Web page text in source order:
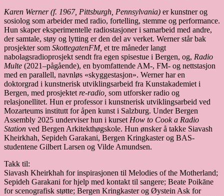
Karen Werner (f. 1967, Pittsburgh, Pennsylvania) er kunstner og
sosiolog som arbeider med radio, fortelling, stemme og performance.
Hun skaper eksperimentelle radiostasjoner i samarbeid med andre,
der samtale, støy og lytting er den del av verket. Werner står bak
prosjekter som SkottegatenFM, et tre måneder langt
nabolagsradioprosjekt sendt fra egen spisestue i Bergen, og, Radio
Multe (2021–pågående), en byomfattende AM-, FM- og nettstasjon
med en parallell, navnløs «skyggestasjon». Werner har en
doktorgrad i kunstnerisk utviklingsarbeid fra Kunstakademiet i
Bergen, med prosjektet re-radio, som utforsker radio og
relasjonellitet. Hun er professor i kunstnerisk utviklingsarbeid ved
Mozarteums institutt for åpen kunst i Salzburg. Under Bergen
Assembly 2025 underviser hun i kurset How to Cook a Radio
Station ved Bergen Arkitekthøgskole. Hun ønsker å takke Siavash
Kheirkhah, Sepideh Garakani, Bergen Kringkaster og BAS-
studentene Gilbert Larsen og Vilde Amundsen.
Takk til:
Siavash Kheirkhah for inspirasjonen til Melodies of the Motherland;
Sepideh Garakani for hjelp med kontakt til sangere; Beate Poikāne
for scenografisk støtte; Bergen Kringkaster og Øystein Ask for